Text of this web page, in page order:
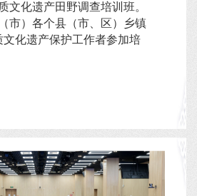
文化遗产田野调查培训班。
市）各个县（市、区）乡镇
文化遗产保护工作者参加培